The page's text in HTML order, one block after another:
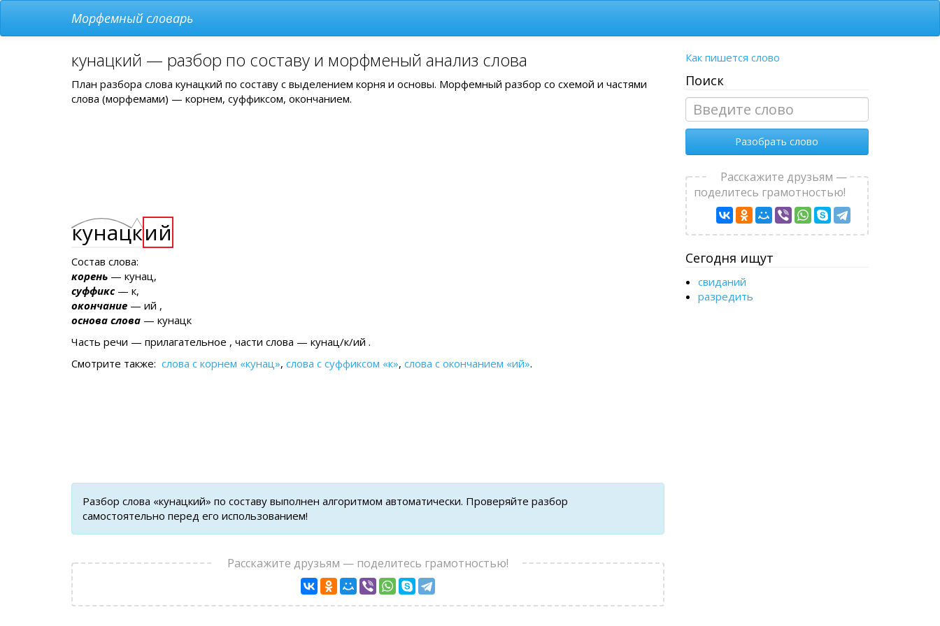
Морфемный словарь
кунацкий — разбор по составу и морфменый анализ слова
План разбора слова кунацкий по составу с выделением корня и основы. Морфемный разбор со схемой и частями
слова (морфемами) — корнем, суффиксом, окончанием.
кунацкий
Состав слова:
корень — кунац,
суффикс— к,
окончание — ий ,
основа слова — кунацк
Часть речи — прилагательное , части слова — кунац/к/ий .
Смотрите также: слова с корнем «кунац», слова с суффиксом «к», слова с окончанием «ий».
Разбор слова «кунацкий» по составу выполнен алгоритмом автоматически. Проверяйте разбор
самостоятельно перед его использованием!
Расскажите друзьям — поделитесь грамотностью!
Как пишется слово
Поиск
Разобрать слово
Расскажите друзьям —
поделитесь грамотностью!
Сегодня ищут
свиданий
разредить